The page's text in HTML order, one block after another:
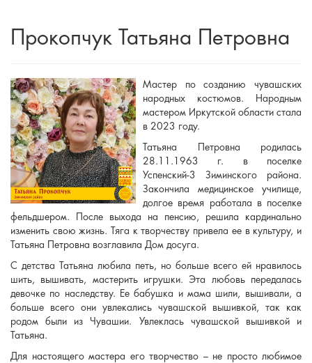
Прокопчук Татьяна Петровна
Мастер по созданию чувашских
народных костюмов. Народным
мастером Иркутской области стала
в 2023 году.
Татьяна Петровна родилась
28.11.1963 г. в поселке
Успенский-3 Зиминского района.
Закончила медицинское училище,
долгое время работала в поселке
фельдшером. После выхода на пенсию, решила кардинально
изменить свою жизнь. Тяга к творчеству привела ее в культуру, и
Татьяна Петровна возглавила Дом досуга.
С детства Татьяна любила петь, но больше всего ей нравилось
шить, вышивать, мастерить игрушки. Эта любовь передалась
девочке по наследству. Ее бабушка и мама шили, вышивали, а
больше всего они увлекались чувашской вышивкой, так как
родом были из Чувашии. Увлеклась чувашской вышивкой и
Татьяна.
Для настоящего мастера его творчество – не просто любимое